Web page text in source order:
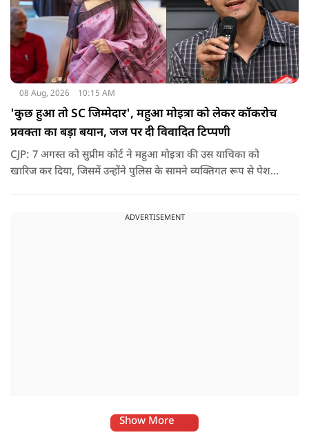
08 Aug, 2026 10:15 AM
'कुछ हुआ तो SC जिम्मेदार', महुआ मोइत्रा को लेकर कॉकरोच
प्रवक्ता का बड़ा बयान, जज पर दी विवादित टिप्पणी
CJP: 7 अगस्त को सुप्रीम कोर्ट ने महुआ मोइत्रा की उस याचिका को
खारिज कर दिया, जिसमें उन्होंने पुलिस के सामने व्यक्तिगत रूप से पेश
ADVERTISEMENT
Show More